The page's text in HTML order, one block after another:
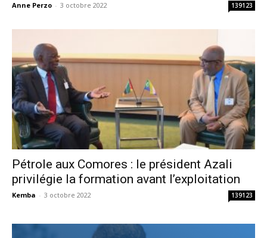
Anne Perzo - 3 octobre 2022 139123
Pétrole aux Comores : le président Azali
privilégie la formation avant l’exploitation
Kemba - 3 octobre 2022 139123